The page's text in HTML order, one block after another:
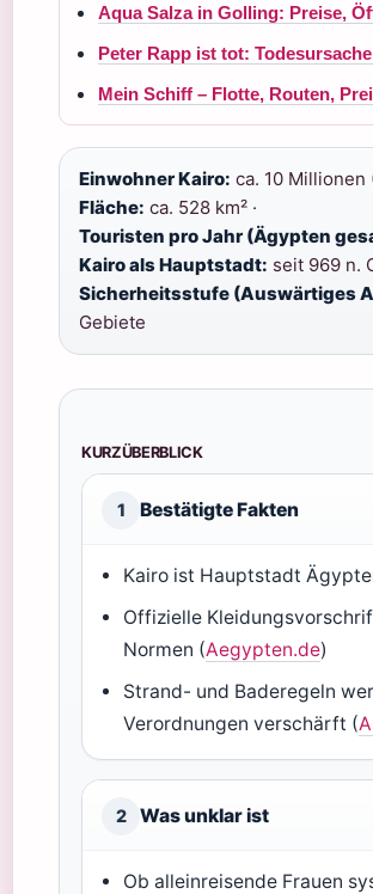
Aqua Salza in Golling: Preise,
Peter Rapp ist tot:
Mein Schiff – Flotte, Routen,
Einwohner Kairo: ca. 10 Millionen
Fläche: ca. 528 km² ·
Touristen pro Jahr (Ägypten
Kairo als Hauptstadt: seit 969 n.
Sicherheitsstufe (Auswärtiges
Gebiete
KURZÜBERBLICK
1 Bestätigte Fakten
Kairo ist Hauptstadt
Offizielle
Normen (Aegypten.de)
Strand- und Baderegeln
Verordnungen verschärft (
2 Was unklar ist
Ob alleinreisende Frauen